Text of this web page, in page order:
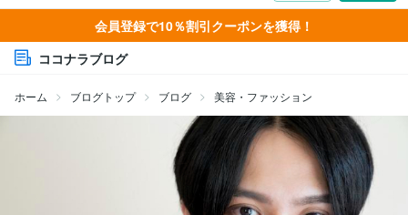
会員登録で10％割引クーポンを獲得！
ココナラブログ
ホーム ブログトップ ブログ 美容・ファッション